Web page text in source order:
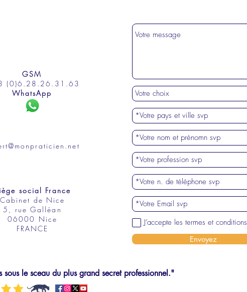
GSM
(0)6.28.26.31.63
WhatsApp
social France
Cabinet de Nice
5, rue Galléan
06000 Nice
FRANCE
J’accepte les termes et conditions
Envoyez
le sceau du plus grand secret professionnel."